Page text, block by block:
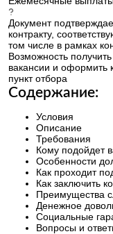
Документ
контракту,
том числе в рамках
Возможность
вакансии и оформить
пункт отбора
Содержание:
Условия
Описание
Требования
Кому подойдет
Особенности
Как проходит
Как заключить
Преимущества
Денежное
Социальные
Вопросы и